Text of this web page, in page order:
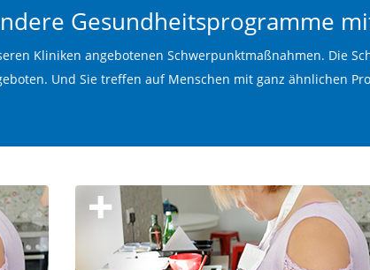
Gesundheitsprogramme
Kliniken angebotenen Schwerpunktmaßnahmen. Die
Und Sie treffen auf Menschen mit ganz ähnlichen